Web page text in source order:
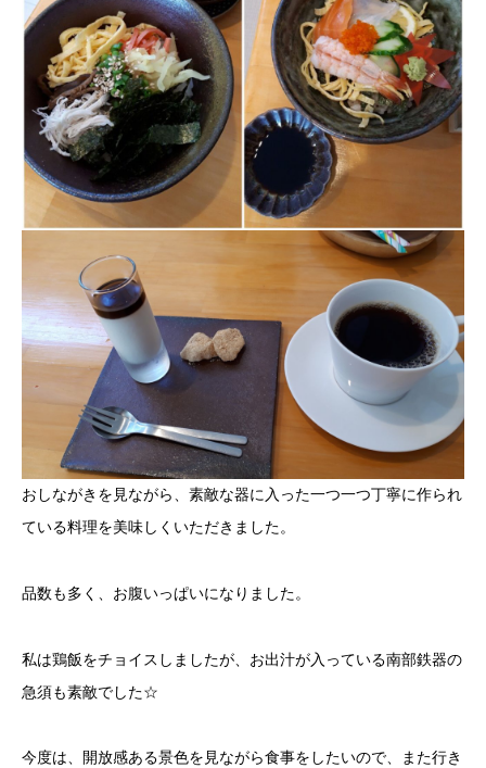
おしながきを見ながら、素敵な器に入った一つ一つ丁寧に作られ
ている料理を美味しくいただきました。
品数も多く、お腹いっぱいになりました。
私は鶏飯をチョイスしましたが、お出汁が入っている南部鉄器の
急須も素敵でした☆
今度は、開放感ある景色を見ながら食事をしたいので、また行き